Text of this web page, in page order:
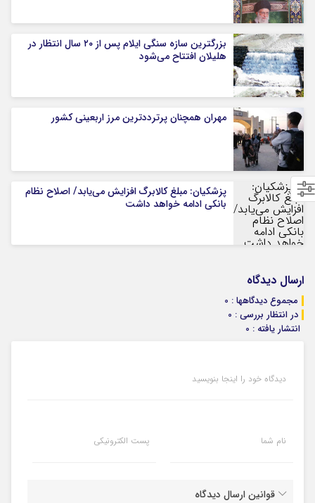
بزرگترین سازه سنگی ایلام پس از ۲۰ سال انتظار در
هلیلان افتتاح می‌شود
مهران همچنان پرترددترین مرز اربعینی کشور
پزشکیان: مبلغ کالابرگ افزایش می‌یابد/ اصلاح نظام
بانکی ادامه خواهد داشت
ارسال دیدگاه
مجموع دیدگاهها : 0
در انتظار بررسی : 0
انتشار یافته : 0
دیدگاه خود را اینجا بنویسید
نام شما پست الکترونیکی
قوانین ارسال دیدگاه